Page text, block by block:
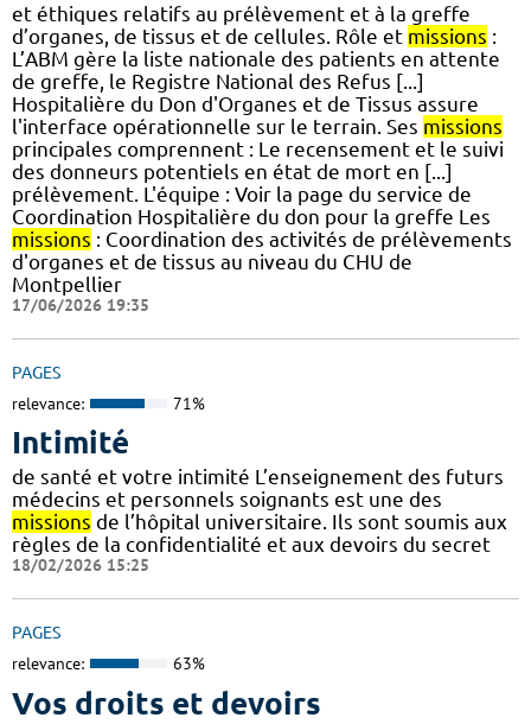
et éthiques relatifs au prélèvement et à la greffe
d’organes, de tissus et de cellules. Rôle et missions :
L’ABM gère la liste nationale des patients en attente
de greffe, le Registre National des Refus [...]
Hospitalière du Don d'Organes et de Tissus assure
l'interface opérationnelle sur le terrain. Ses missions
principales comprennent : Le recensement et le suivi
des donneurs potentiels en état de mort en [...]
prélèvement. L'équipe : Voir la page du service de
Coordination Hospitalière du don pour la greffe Les
missions : Coordination des activités de prélèvements
d'organes et de tissus au niveau du CHU de
Montpellier
17/06/2026 19:35
PAGES
relevance: 71%
Intimité
de santé et votre intimité L’enseignement des futurs
médecins et personnels soignants est une des
missions de l’hôpital universitaire. Ils sont soumis aux
règles de la confidentialité et aux devoirs du secret
18/02/2026 15:25
PAGES
relevance: 63%
Vos droits et devoirs